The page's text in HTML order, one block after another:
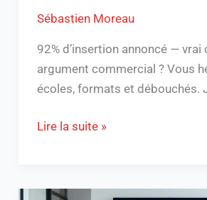
Sébastien Moreau
92% d’insertion annoncé — vrai
argument commercial ? Vous
écoles, formats et débouchés.
Lire la suite »